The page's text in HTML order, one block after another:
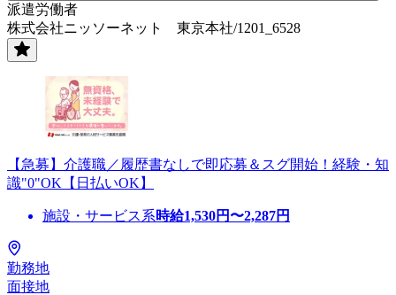
派遣労働者
株式会社ニッソーネット 東京本社/1201_6528
【急募】介護職／履歴書なしで即応募＆スグ開始！経験・知
識"0"OK【日払いOK】
施設・サービス系時給1,530円〜2,287円
勤務地
面接地